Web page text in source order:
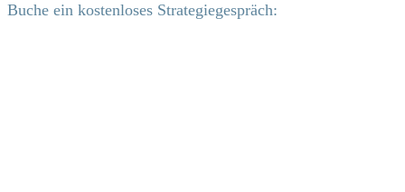
Buche ein kostenloses Strategiegespräch: